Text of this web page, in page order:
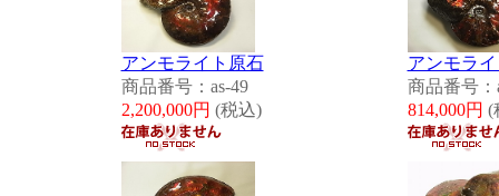
アンモライト原石
商品番号：as-49
2,200,000円 (税込)
アンモラ
商品番号：
814,000円 (